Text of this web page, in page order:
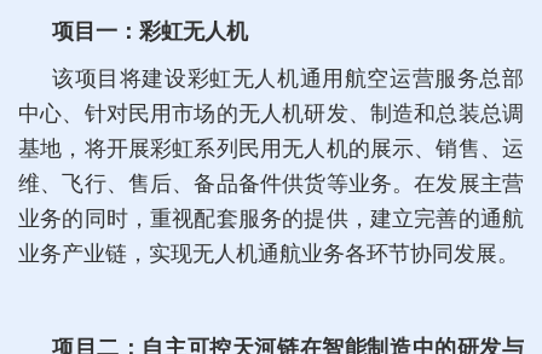
项目一：彩虹无人机
该项目将建设彩虹无人机通用航空运营服务总部
中心、针对民用市场的无人机研发、制造和总装总调
基地，将开展彩虹系列民用无人机的展示、销售、运
维、飞行、售后、备品备件供货等业务。在发展主营
业务的同时，重视配套服务的提供，建立完善的通航
业务产业链，实现无人机通航业务各环节协同发展。
项目二：自主可控天河链在智能制造中的研发与